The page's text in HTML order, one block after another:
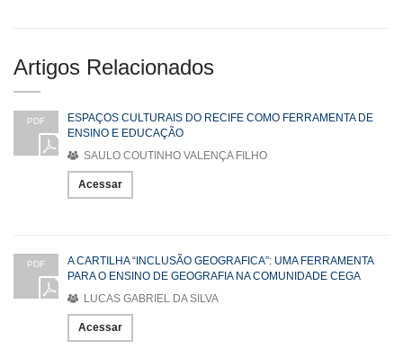
Artigos Relacionados
PDF
ESPAÇOS CULTURAIS DO RECIFE COMO FERRAMENTA DE
ENSINO E EDUCAÇÃO
SAULO COUTINHO VALENÇA FILHO
Acessar
PDF
A CARTILHA “INCLUSÃO GEOGRAFICA”: UMA FERRAMENTA
PARA O ENSINO DE GEOGRAFIA NA COMUNIDADE CEGA
LUCAS GABRIEL DA SILVA
Acessar